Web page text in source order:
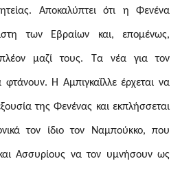
Αποκαλύπτει ότι η Φενένα
των Εβραίων και, επομένως,
μαζί τους. Τα νέα για τον
Η Αμπιγκαΐλλε έρχεται να
της Φενένας και εκπλήσσεται
τον ίδιο τον Ναμπούκκο, που
και Ασσυρίους να τον υμνήσουν ως